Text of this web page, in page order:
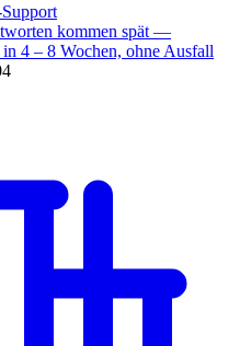
kommen spät —
4 – 8 Wochen, ohne Ausfall